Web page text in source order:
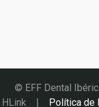
© EFF Dental
HLink| Política de